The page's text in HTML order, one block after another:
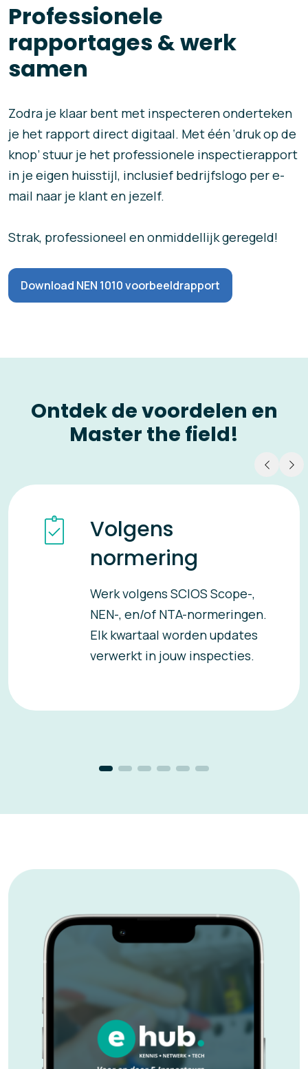
Professionele
rapportages & werk
samen
Zodra je klaar bent met inspecteren onderteken
je het rapport direct digitaal. Met één ‘druk op de
knop’ stuur je het professionele inspectierapport
in je eigen huisstijl, inclusief bedrijfslogo per e-
mail naar je klant en jezelf.
Strak, professioneel en onmiddellijk geregeld!
Download NEN 1010 voorbeeldrapport
Ontdek de voordelen en
Master the field!
Volgens
normering
Werk volgens SCIOS Scope-,
NEN-, en/of NTA-normeringen.
Elk kwartaal worden updates
verwerkt in jouw inspecties.